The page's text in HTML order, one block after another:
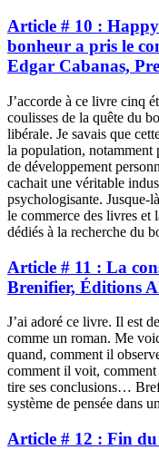
Article # 10 :
bonheur a pris le
Edgar Cabanas,
J’accorde à ce livre cinq
coulisses de la quête du
libérale. Je savais que
la population, notamment
de développement
cachait une véritable
psychologisante. Jusque-
le commerce des livres et
dédiés à la recherche du
Article # 11 : La
Brenifier, Éditions
J’ai adoré ce livre. Il est
comme un roman. Me
quand, comment il
comment il voit,
tire ses conclusions…
système de pensée dans
Article # 12 : Fin